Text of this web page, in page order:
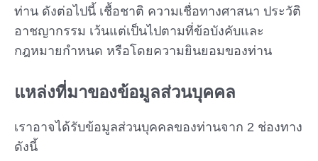
ท่าน ดังต่อไปนี้ เชื้อชาติ ความเชื่อทางศาสนา ประวัติ
อาชญากรรม เว้นแต่เป็นไปตามที่ข้อบังคับและ
กฎหมายกำหนด หรือโดยความยินยอมของท่าน
แหล่งที่มาของข้อมูลส่วนบุคคล
เราอาจได้รับข้อมูลส่วนบุคคลของท่านจาก 2 ช่องทาง
ดังนี้